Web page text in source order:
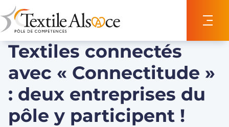
Textiles connectés
avec « Connectitude »
: deux entreprises du
pôle y participent !
Panneau de gestion des cookies